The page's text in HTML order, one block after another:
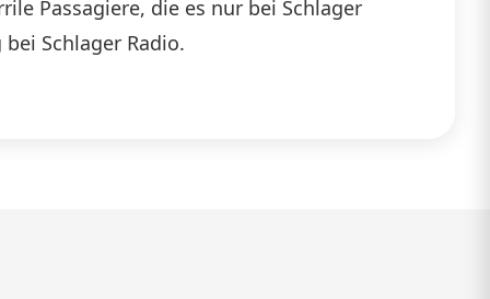
Passagiere, die es nur bei Schlager
Schlager Radio.